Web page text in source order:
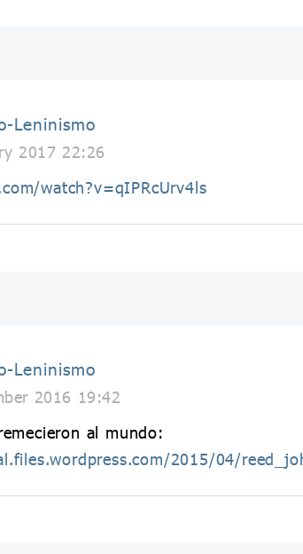
Leninismo
2017 22:26
watch?v=qIPRcUrv4ls
Leninismo
2016 19:42
al mundo:
2015/04/